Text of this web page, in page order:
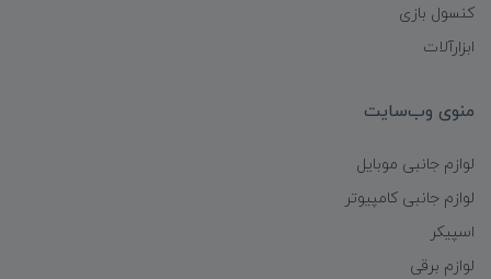
کنسول بازی
ابزارآلات
منوی وب‌سایت
لوازم جانبی موبایل
لوازم جانبی کامپیوتر
اسپیکر
لوازم برقی